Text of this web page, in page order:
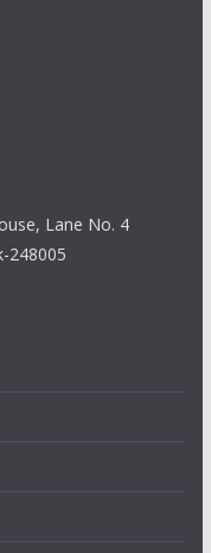
Lane No. 4
248005